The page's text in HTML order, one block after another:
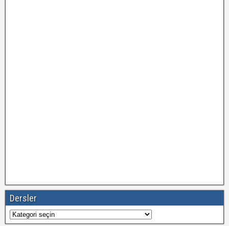
Dersler
Dersler